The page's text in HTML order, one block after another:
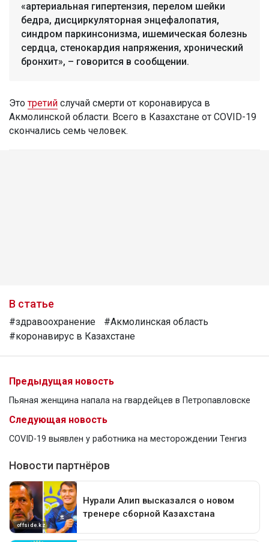
«артериальная гипертензия, перелом шейки
бедра, дисциркуляторная энцефалопатия,
синдром паркинсонизма, ишемическая болезнь
сердца, стенокардия напряжения, хронический
бронхит», – говорится в сообщении.
Этотретий случай смерти от коронавируса в
Акмолинской области. Всего в Казахстане от COVID-19
скончались семь человек.
В статье
#здравоохранение
#Акмолинская область
#коронавирус в Казахстане
Предыдущая новость
Пьяная женщина напала на гвардейцев в Петропавловске
Следующая новость
COVID-19 выявлен у работника на месторождении Тенгиз